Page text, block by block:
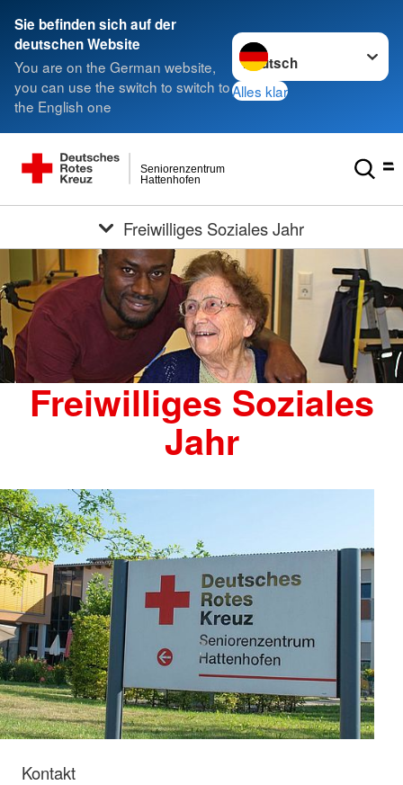
Sie befinden sich auf der
deutschen Website
You are on the German website,
you can use the switch to switch to
the English one
Sprache wechseln zu
Alles klar
Hattenhofen
Seniorenzentrum
Freiwilliges Soziales Jahr
Freiwilliges Soziales
Jahr
Kontakt